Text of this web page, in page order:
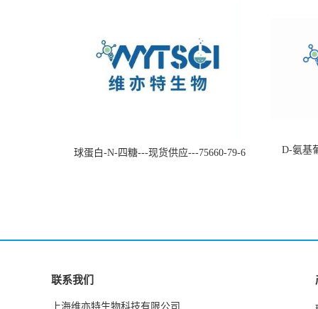
球蛋白-N-四糖---现货供应---75660-79-6
D-氨基
联系我们
上海维亦特生物科技有限公司